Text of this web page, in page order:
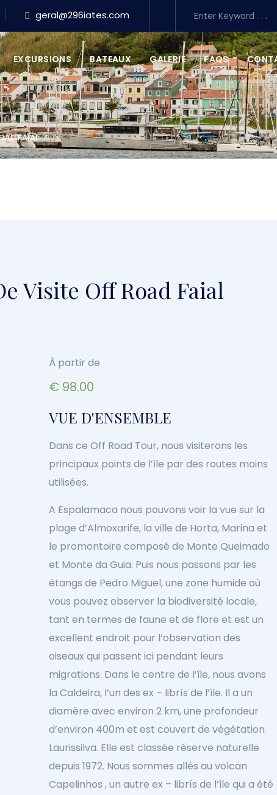
geral@296iates.com
EXCURSIONS BATEAUX GALERIE FAQS
FAIAL
Visite Off Road Faial
À partir de
€ 98.00
VUE D'ENSEMBLE
Dans ce Off Road Tour, nous visiterons les
principaux points de l’île par des routes moins
utilisées.
A Espalamaca nous pouvons voir la vue sur la
plage d’Almoxarife, la ville de Horta, Marina et
le promontoire composé de Monte Queimado
et Monte da Guia. Puis nous passons par les
étangs de Pedro Miguel, une zone humide où
vous pouvez observer la biodiversité locale,
tant en termes de faune et de flore et est un
excellent endroit pour l’observation des
oiseaux qui passent ici pendant leurs
migrations. Dans le centre de l’île, nous avons
la Caldeira, l’un des ex – librís de l’île. Il a un
diamère avec environ 2 km, une profondeur
d’environ 400m et est couvert de végétation
Laurissilva. Elle est classée réserve naturelle
depuis 1972. Nous sommes allés au volcan
Capelinhos , un autre ex – librís de l’île qui a été